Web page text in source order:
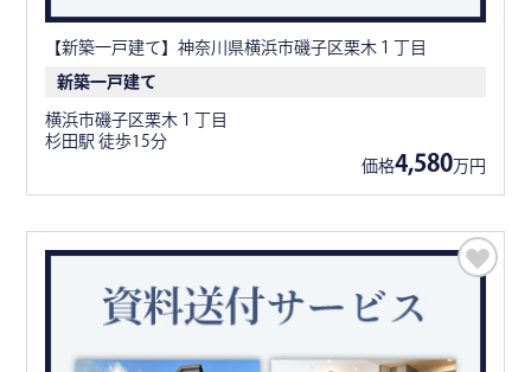
【新築一戸建て】神奈川県横浜市磯子区栗木１丁目
新築一戸建て
横浜市磯子区栗木１丁目
杉田駅 徒歩15分
価格4,580万円